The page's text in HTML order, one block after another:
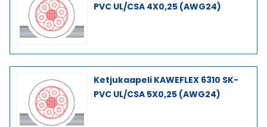
PVC UL/CSA 4X0,25 (AWG24)
Ketjukaapeli KAWEFLEX 6310 SK-
PVC UL/CSA 5X0,25 (AWG24)